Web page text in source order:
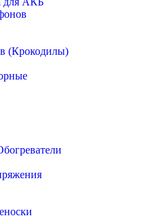
(Крокодилы)